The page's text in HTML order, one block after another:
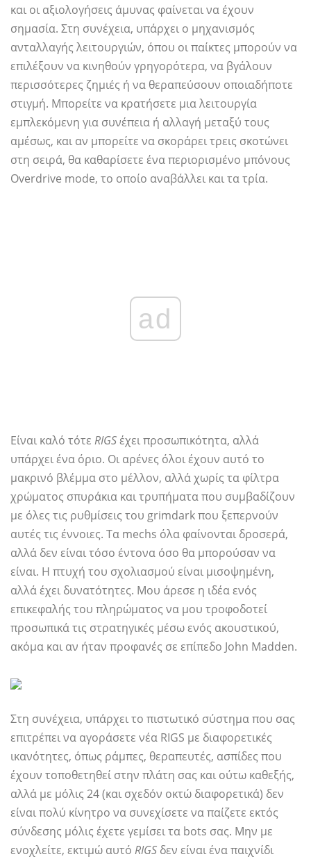
και οι αξιολογήσεις άμυνας φαίνεται να έχουν
σημασία. Στη συνέχεια, υπάρχει ο μηχανισμός
ανταλλαγής λειτουργιών, όπου οι παίκτες μπορούν να
επιλέξουν να κινηθούν γρηγορότερα, να βγάλουν
περισσότερες ζημιές ή να θεραπεύσουν οποιαδήποτε
στιγμή. Μπορείτε να κρατήσετε μια λειτουργία
εμπλεκόμενη για συνέπεια ή αλλαγή μεταξύ τους
αμέσως, και αν μπορείτε να σκοράρει τρεις σκοτώνει
στη σειρά, θα καθαρίσετε ένα περιορισμένο μπόνους
Overdrive mode, το οποίο αναβάλλει και τα τρία.
ad
Είναι καλό τότε RIGSέχει προσωπικότητα, αλλά
υπάρχει ένα όριο. Οι αρένες όλοι έχουν αυτό το
μακρινό βλέμμα στο μέλλον, αλλά χωρίς τα φίλτρα
χρώματος σπυράκια και τρυπήματα που συμβαδίζουν
με όλες τις ρυθμίσεις του grimdark που ξεπερνούν
αυτές τις έννοιες. Τα mechs όλα φαίνονται δροσερά,
αλλά δεν είναι τόσο έντονα όσο θα μπορούσαν να
είναι. Η πτυχή του σχολιασμού είναι μισοψημένη,
αλλά έχει δυνατότητες. Μου άρεσε η ιδέα ενός
επικεφαλής του πληρώματος να μου τροφοδοτεί
προσωπικά τις στρατηγικές μέσω ενός ακουστικού,
ακόμα και αν ήταν προφανές σε επίπεδο John Madden.
Στη συνέχεια, υπάρχει το πιστωτικό σύστημα που σας
επιτρέπει να αγοράσετε νέα RIGS με διαφορετικές
ικανότητες, όπως ράμπες, θεραπευτές, ασπίδες που
έχουν τοποθετηθεί στην πλάτη σας και ούτω καθεξής,
αλλά με μόλις 24 (και σχεδόν οκτώ διαφορετικά) δεν
είναι πολύ κίνητρο να συνεχίσετε να παίζετε εκτός
σύνδεσης μόλις έχετε γεμίσει τα bots σας. Μην με
ενοχλείτε, εκτιμώ αυτό RIGS δεν είναι ένα παιχνίδι